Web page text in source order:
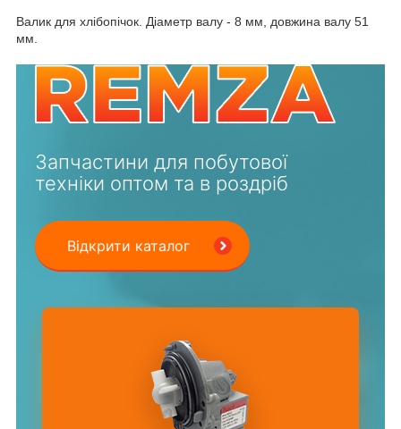
Валик для хлібопічок. Діаметр валу - 8 мм, довжина валу 51
мм.
Запчастини для побутової
техніки оптом та в роздріб
Відкрити каталог